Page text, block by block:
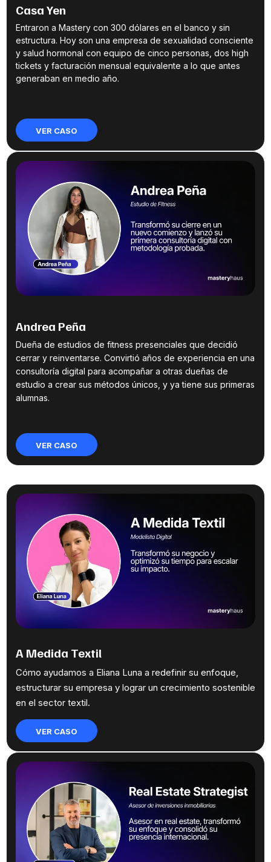
Casa Yen
Entraron a Mastery con 300 dólares en el banco y sin
estructura. Hoy son una empresa de sexualidad consciente
y salud hormonal con equipo de cinco personas, dos high
tickets y facturación mensual equivalente a lo que antes
generaban en medio año.
VER CASO
Andrea Peña
Dueña de estudios de fitness presenciales que decidió
cerrar y reinventarse. Convirtió años de experiencia en una
consultoría digital para acompañar a otras dueñas de
estudio a crear sus métodos únicos, y ya tiene sus primeras
alumnas.
VER CASO
A Medida Textil
Cómo ayudamos a Eliana Luna a redefinir su enfoque,
estructurar su empresa y lograr un crecimiento sostenible
en el sector textil.
VER CASO